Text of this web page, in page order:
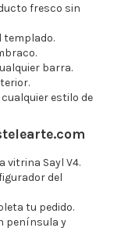
fresco sin
templado.
barra.
estilo de
vitrina Sayl V4.
del
tu pedido.
península y